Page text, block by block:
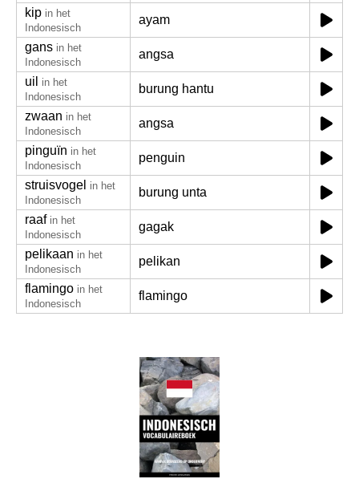
kip in het
Indonesisch
ayam
gans in het
Indonesisch
angsa
uil
in het
Indonesisch
burung hantu
zwaan in het
Indonesisch
angsa
pinguïn in het
Indonesisch
penguin
struisvogel in het
Indonesisch
burung unta
raaf in het
Indonesisch
gagak
pelikaan in het
Indonesisch
pelikan
flamingo in het
Indonesisch
flamingo